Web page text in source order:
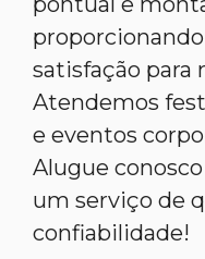
satisfação para
Atendemos
e eventos
Alugue
um serviço de
confiabilidade!